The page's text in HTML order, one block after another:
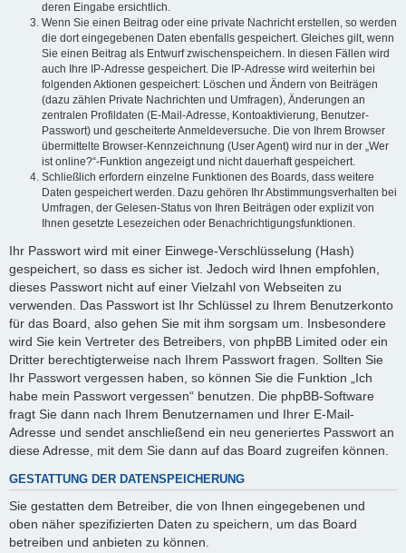
deren Eingabe ersichtlich.
Wenn Sie einen Beitrag oder eine private Nachricht erstellen, so werden
die dort eingegebenen Daten ebenfalls gespeichert. Gleiches gilt, wenn
Sie einen Beitrag als Entwurf zwischenspeichern. In diesen Fällen wird
auch Ihre IP-Adresse gespeichert. Die IP-Adresse wird weiterhin bei
folgenden Aktionen gespeichert: Löschen und Ändern von Beiträgen
(dazu zählen Private Nachrichten und Umfragen), Änderungen an
zentralen Profildaten (E-Mail-Adresse, Kontoaktivierung, Benutzer-
Passwort) und gescheiterte Anmeldeversuche. Die von Ihrem Browser
übermittelte Browser-Kennzeichnung (User Agent) wird nur in der „Wer
ist online?“-Funktion angezeigt und nicht dauerhaft gespeichert.
Schließlich erfordern einzelne Funktionen des Boards, dass weitere
Daten gespeichert werden. Dazu gehören Ihr Abstimmungsverhalten bei
Umfragen, der Gelesen-Status von Ihren Beiträgen oder explizit von
Ihnen gesetzte Lesezeichen oder Benachrichtigungsfunktionen.
Ihr Passwort wird mit einer Einwege-Verschlüsselung (Hash)
gespeichert, so dass es sicher ist. Jedoch wird Ihnen empfohlen,
dieses Passwort nicht auf einer Vielzahl von Webseiten zu
verwenden. Das Passwort ist Ihr Schlüssel zu Ihrem Benutzerkonto
für das Board, also gehen Sie mit ihm sorgsam um. Insbesondere
wird Sie kein Vertreter des Betreibers, von phpBB Limited oder ein
Dritter berechtigterweise nach Ihrem Passwort fragen. Sollten Sie
Ihr Passwort vergessen haben, so können Sie die Funktion „Ich
habe mein Passwort vergessen“ benutzen. Die phpBB-Software
fragt Sie dann nach Ihrem Benutzernamen und Ihrer E-Mail-
Adresse und sendet anschließend ein neu generiertes Passwort an
diese Adresse, mit dem Sie dann auf das Board zugreifen können.
GESTATTUNG DER DATENSPEICHERUNG
Sie gestatten dem Betreiber, die von Ihnen eingegebenen und
oben näher spezifizierten Daten zu speichern, um das Board
betreiben und anbieten zu können.